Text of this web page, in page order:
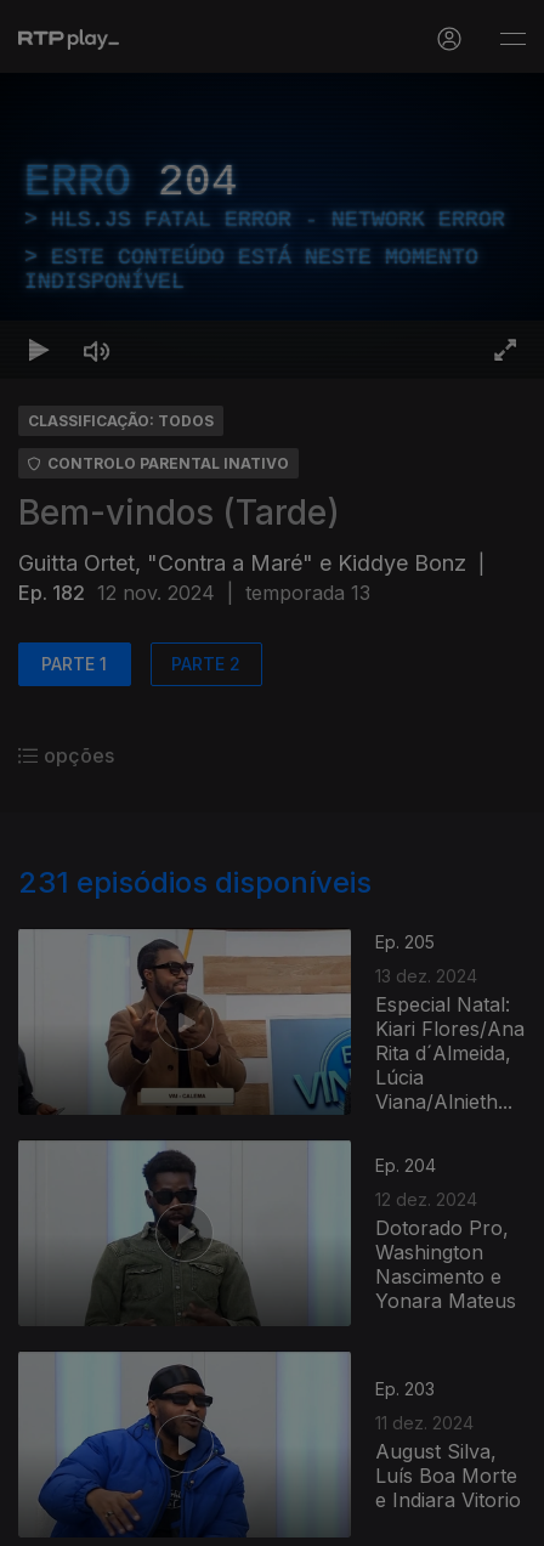
ERRO 204
HLS.JS FATAL ERROR - NETWORK ERROR
ESTE CONTEÚDO ESTÁ NESTE MOMENTO
INDISPONÍVEL
CLASSIFICAÇÃO: TODOS
CONTROLO PARENTAL INATIVO
Bem-vindos (Tarde)
Guitta Ortet, "Contra a Maré" e Kiddye Bonz
Ep. 182 12 nov. 2024 temporada 13
PARTE 1 PARTE 2
opções
231 episódios disponíveis
Ep. 205
13 dez. 2024
Especial Natal:
Kiari Flores/Ana
Rita d´Almeida,
Lúcia
Viana/Alnieth...
Ep. 204
12 dez. 2024
Dotorado Pro,
Washington
Nascimento e
Yonara Mateus
Ep. 203
11 dez. 2024
August Silva,
Luís Boa Morte
e Indiara Vitorio